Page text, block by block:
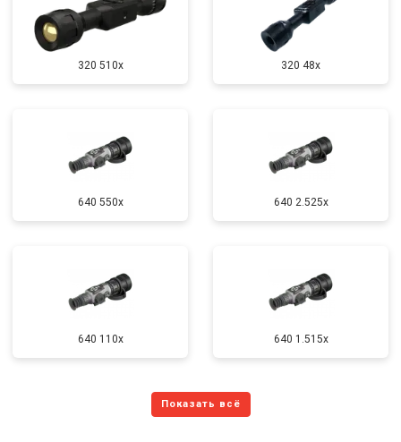
320 510x 320 48x
640 550x 640 2.525x
640 110x 640 1.515x